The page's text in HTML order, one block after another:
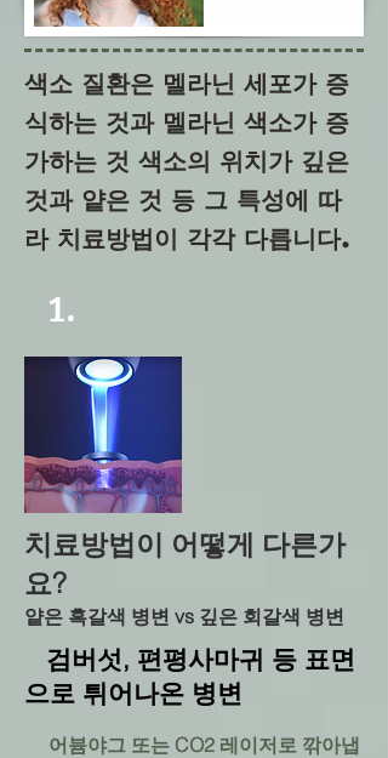
색소 질환은 멜라닌 세포가 증
식하는 것과 멜라닌 색소가 증
가하는 것 색소의 위치가 깊은
것과 얕은 것 등 그 특성에 따
라 치료방법이 각각 다릅니다.
1.
치료방법이 어떻게 다른가
요?
​얕은 흑갈색 병변 vs 깊은 회갈색 병변
검버섯, 편평사마귀 등 표면
으로 튀어나온 병변
어븀야그 또는 CO2 레이저로 깎아냅